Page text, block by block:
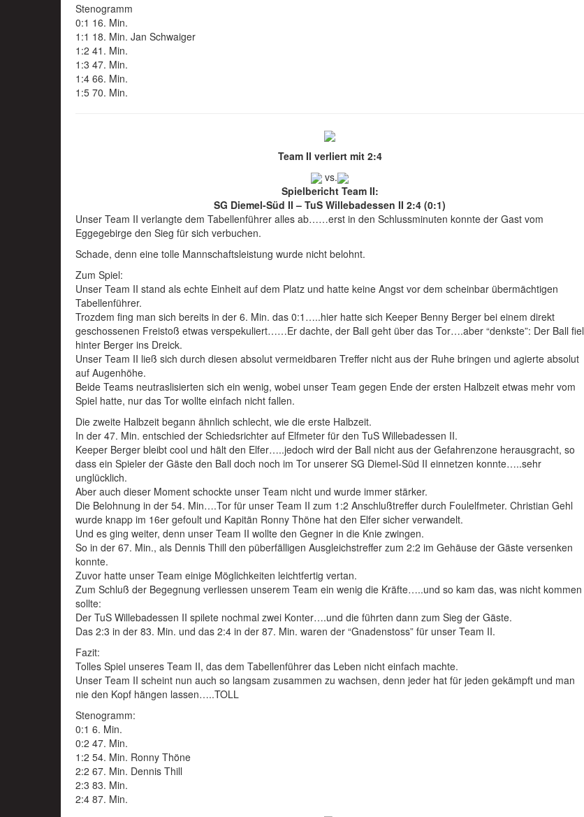
Stenogramm
0:1 16. Min.
1:1 18. Min. Jan Schwaiger
1:2 41. Min.
1:3 47. Min.
1:4 66. Min.
1:5 70. Min.
Team II verliert mit 2:4
vs.
Spielbericht Team II:
SG Diemel-Süd II – TuS Willebadessen II 2:4 (0:1)
Unser Team II verlangte dem Tabellenführer alles ab……erst in den Schlussminuten konnte der Gast vom
Eggegebirge den Sieg für sich verbuchen.
Schade, denn eine tolle Mannschaftsleistung wurde nicht belohnt.
Zum Spiel:
Unser Team II stand als echte Einheit auf dem Platz und hatte keine Angst vor dem scheinbar übermächtigen
Tabellenführer.
Trozdem fing man sich bereits in der 6. Min. das 0:1…..hier hatte sich Keeper Benny Berger bei einem direkt
geschossenen Freistoß etwas verspekuliert……Er dachte, der Ball geht über das Tor….aber “denkste”: Der Ball fiel
hinter Berger ins Dreick.
Unser Team II ließ sich durch diesen absolut vermeidbaren Treffer nicht aus der Ruhe bringen und agierte absolut
auf Augenhöhe.
Beide Teams neutraslisierten sich ein wenig, wobei unser Team gegen Ende der ersten Halbzeit etwas mehr vom
Spiel hatte, nur das Tor wollte einfach nicht fallen.
Die zweite Halbzeit begann ähnlich schlecht, wie die erste Halbzeit.
In der 47. Min. entschied der Schiedsrichter auf Elfmeter für den TuS Willebadessen II.
Keeper Berger bleibt cool und hält den Elfer…..jedoch wird der Ball nicht aus der Gefahrenzone herausgracht, so
dass ein Spieler der Gäste den Ball doch noch im Tor unserer SG Diemel-Süd II einnetzen konnte…..sehr
unglücklich.
Aber auch dieser Moment schockte unser Team nicht und wurde immer stärker.
Die Belohnung in der 54. Min….Tor für unser Team II zum 1:2 Anschlußtreffer durch Foulelfmeter. Christian Gehl
wurde knapp im 16er gefoult und Kapitän Ronny Thöne hat den Elfer sicher verwandelt.
Und es ging weiter, denn unser Team II wollte den Gegner in die Knie zwingen.
So in der 67. Min., als Dennis Thill den püberfälligen Ausgleichstreffer zum 2:2 im Gehäuse der Gäste versenken
konnte.
Zuvor hatte unser Team einige Möglichkeiten leichtfertig vertan.
Zum Schluß der Begegnung verliessen unserem Team ein wenig die Kräfte…..und so kam das, was nicht kommen
sollte:
Der TuS Willebadessen II spilete nochmal zwei Konter….und die führten dann zum Sieg der Gäste.
Das 2:3 in der 83. Min. und das 2:4 in der 87. Min. waren der “Gnadenstoss” für unser Team II.
Fazit:
Tolles Spiel unseres Team II, das dem Tabellenführer das Leben nicht einfach machte.
Unser Team II scheint nun auch so langsam zusammen zu wachsen, denn jeder hat für jeden gekämpft und man
nie den Kopf hängen lassen…..TOLL
Stenogramm:
0:1 6. Min.
0:2 47. Min.
1:2 54. Min. Ronny Thöne
2:2 67. Min. Dennis Thill
2:3 83. Min.
2:4 87. Min.